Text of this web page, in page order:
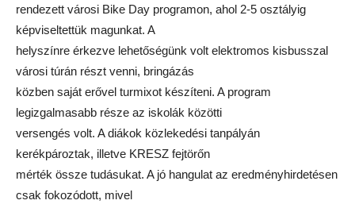
rendezett városi Bike Day programon, ahol 2-5 osztályig
képviseltettük magunkat. A
helyszínre érkezve lehetőségünk volt elektromos kisbusszal
városi túrán részt venni, bringázás
közben saját erővel turmixot készíteni. A program
legizgalmasabb része az iskolák közötti
versengés volt. A diákok közlekedési tanpályán
kerékpároztak, illetve KRESZ fejtörőn
mérték össze tudásukat. A jó hangulat az eredményhirdetésen
csak fokozódott, mivel